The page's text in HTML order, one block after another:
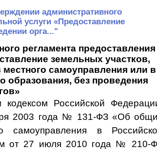
административного
услуги «Предоставление
орга..."
регламента предоставления
земельных участков,
самоуправления или в
образования, без проведения
кодексом Российской
2003 года № 131-ФЗ «Об
самоуправления в
от 27 июля 2010 года № 210-